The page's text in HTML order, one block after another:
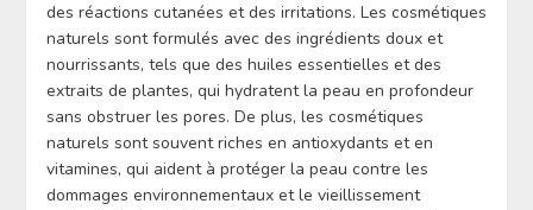
des réactions cutanées et des irritations. Les cosmétiques
naturels sont formulés avec des ingrédients doux et
nourrissants, tels que des huiles essentielles et des
extraits de plantes, qui hydratent la peau en profondeur
sans obstruer les pores. De plus, les cosmétiques
naturels sont souvent riches en antioxydants et en
vitamines, qui aident à protéger la peau contre les
dommages environnementaux et le vieillissement